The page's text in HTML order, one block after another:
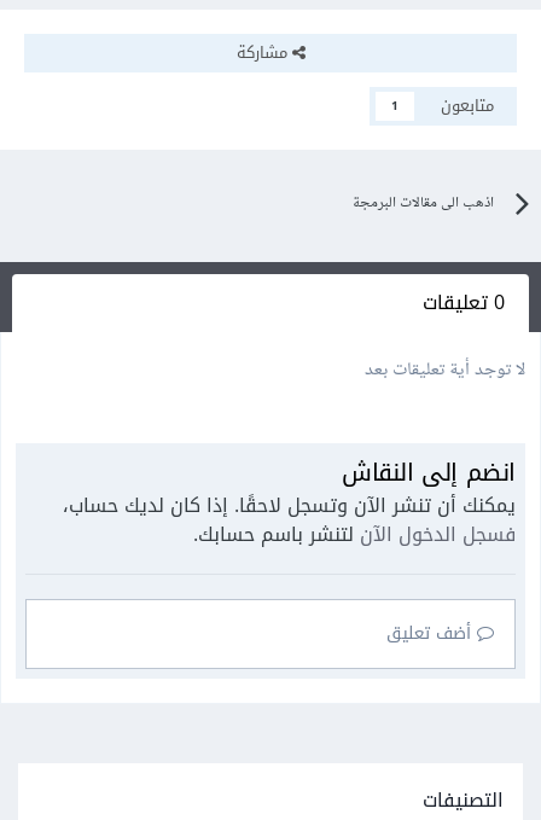
مشاركة
متابعون
1
اذهب الى مقالات البرمجة
0 تعليقات
لا توجد أية تعليقات بعد
انضم إلى النقاش
يمكنك أن تنشر الآن وتسجل لاحقًا. إذا كان لديك حساب،
فسجل الدخول الآن لتنشر باسم حسابك.
أضف تعليق
التصنيفات